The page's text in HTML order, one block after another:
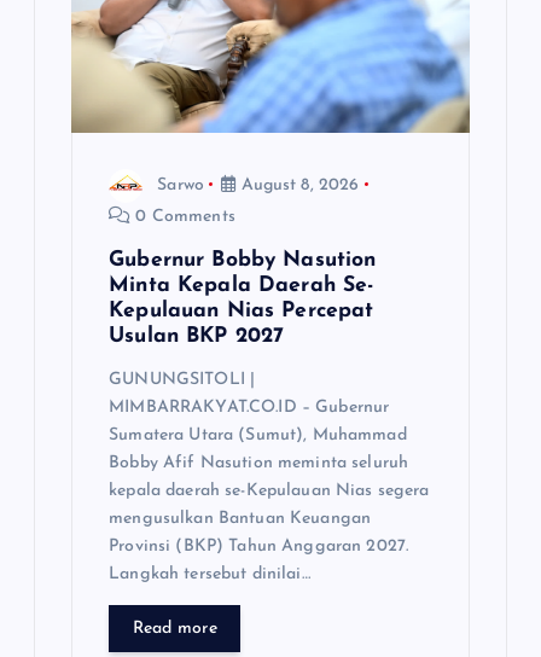
Sarwo
August 8, 2026
0 Comments
Gubernur Bobby Nasution
Minta Kepala Daerah Se-
Kepulauan Nias Percepat
Usulan BKP 2027
GUNUNGSITOLI |
MIMBARRAKYAT.CO.ID – Gubernur
Sumatera Utara (Sumut), Muhammad
Bobby Afif Nasution meminta seluruh
kepala daerah se-Kepulauan Nias segera
mengusulkan Bantuan Keuangan
Provinsi (BKP) Tahun Anggaran 2027.
Langkah tersebut dinilai…
Read more